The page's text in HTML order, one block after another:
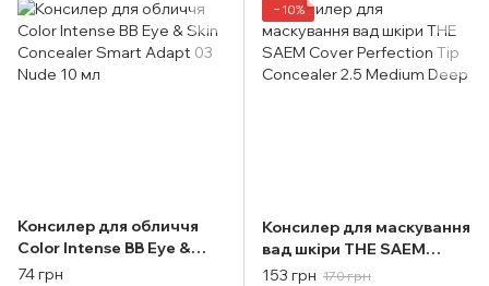
Консилер для обличчя
Color Intense BB Eye &
Skin Concealer Smart
74 грн
−10%
Консилер для маскування
вад шкіри THE SAEM
Cover Perfection Tip
153 грн 170 грн